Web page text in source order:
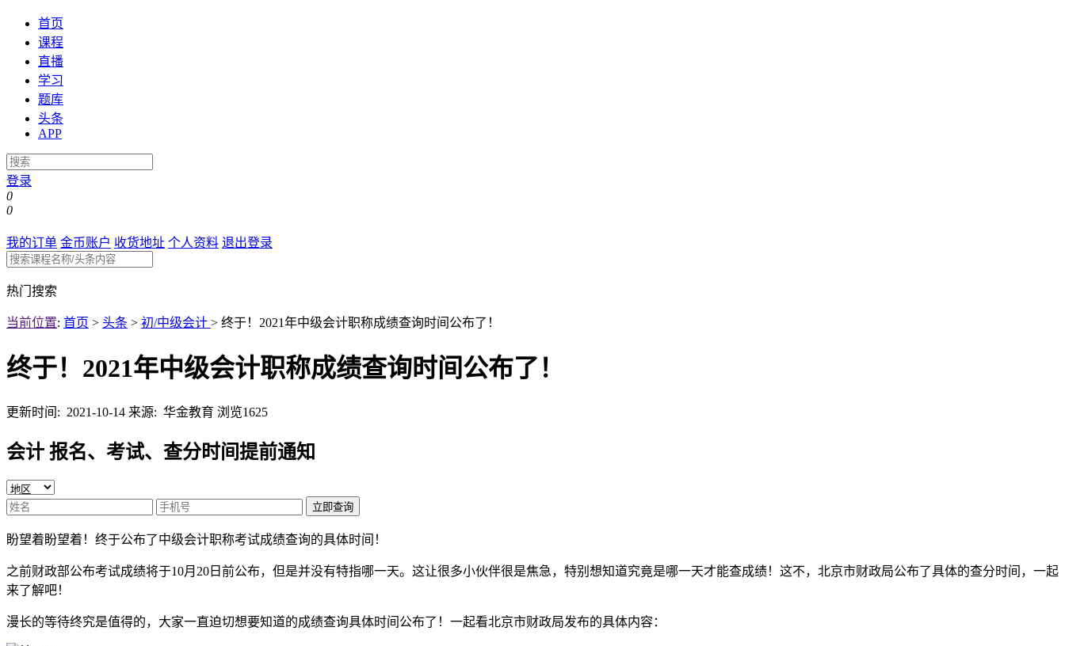
首页
课程
直播
学习
题库
头条
APP
登录
0
0
我的订单 金币账户 收货地址 个人资料 退出登录
热门搜索
当前位置: 首页 > 头条 > 初/中级会计 > 终于！2021年中级会计职称成绩查询时间公布了！
终于！2021年中级会计职称成绩查询时间公布了！
更新时间: 2021-10-14 来源: 华金教育 浏览1625
会计 报名、考试、查分时间提前通知
立即查询
盼望着盼望着！终于公布了中级会计职称考试成绩查询的具体时间！
之前财政部公布考试成绩将于10月20日前公布，但是并没有特指哪一天。这让很多小伙伴很是焦急，特别想知道究竟是哪一天才能查成绩！这不，北京市财政局公布了具体的查分时间，一起
来了解吧！
漫长的等待终究是值得的，大家一直迫切想要知道的成绩查询具体时间公布了！一起看北京市财政局发布的具体内容：